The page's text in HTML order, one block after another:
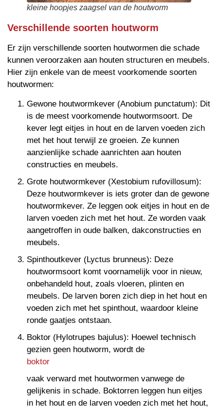
kleine hoopjes zaagsel van de houtworm
Verschillende soorten houtworm
Er zijn verschillende soorten houtwormen die schade
kunnen veroorzaken aan houten structuren en meubels.
Hier zijn enkele van de meest voorkomende soorten
houtwormen:
Gewone houtwormkever (Anobium punctatum): Dit
is de meest voorkomende houtwormsoort. De
kever legt eitjes in hout en de larven voeden zich
met het hout terwijl ze groeien. Ze kunnen
aanzienlijke schade aanrichten aan houten
constructies en meubels.
Grote houtwormkever (Xestobium rufovillosum):
Deze houtwormkever is iets groter dan de gewone
houtwormkever. Ze leggen ook eitjes in hout en de
larven voeden zich met het hout. Ze worden vaak
aangetroffen in oude balken, dakconstructies en
meubels.
Spinthoutkever (Lyctus brunneus): Deze
houtwormsoort komt voornamelijk voor in nieuw,
onbehandeld hout, zoals vloeren, plinten en
meubels. De larven boren zich diep in het hout en
voeden zich met het spinthout, waardoor kleine
ronde gaatjes ontstaan.
Boktor (Hylotrupes bajulus): Hoewel technisch
gezien geen houtworm, wordt de
boktor
vaak verward met houtwormen vanwege de
gelijkenis in schade. Boktorren leggen hun eitjes
in het hout en de larven voeden zich met het hout,